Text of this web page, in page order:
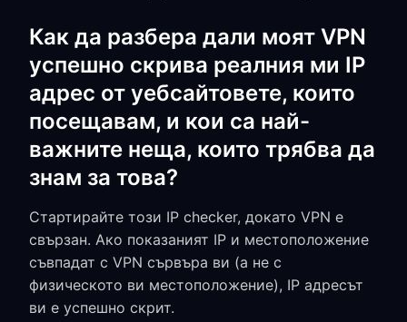
Как да разбера дали моят VPN
успешно скрива реалния ми IP
адрес от уебсайтовете, които
посещавам, и кои са най-
важните неща, които трябва да
знам за това?
Стартирайте този IP checker, докато VPN е
свързан. Ако показаният IP и местоположение
съвпадат с VPN сървъра ви (а не с
физическото ви местоположение), IP адресът
ви е успешно скрит.